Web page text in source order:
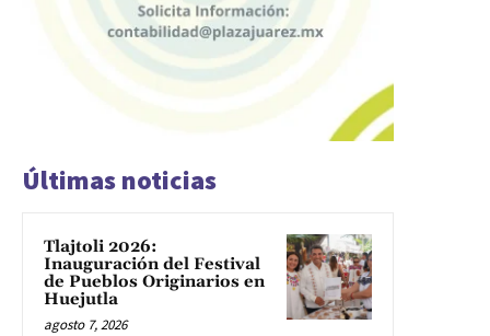
Últimas noticias
Tlajtoli 2026:
Inauguración del Festival
de Pueblos Originarios en
Huejutla
agosto 7, 2026